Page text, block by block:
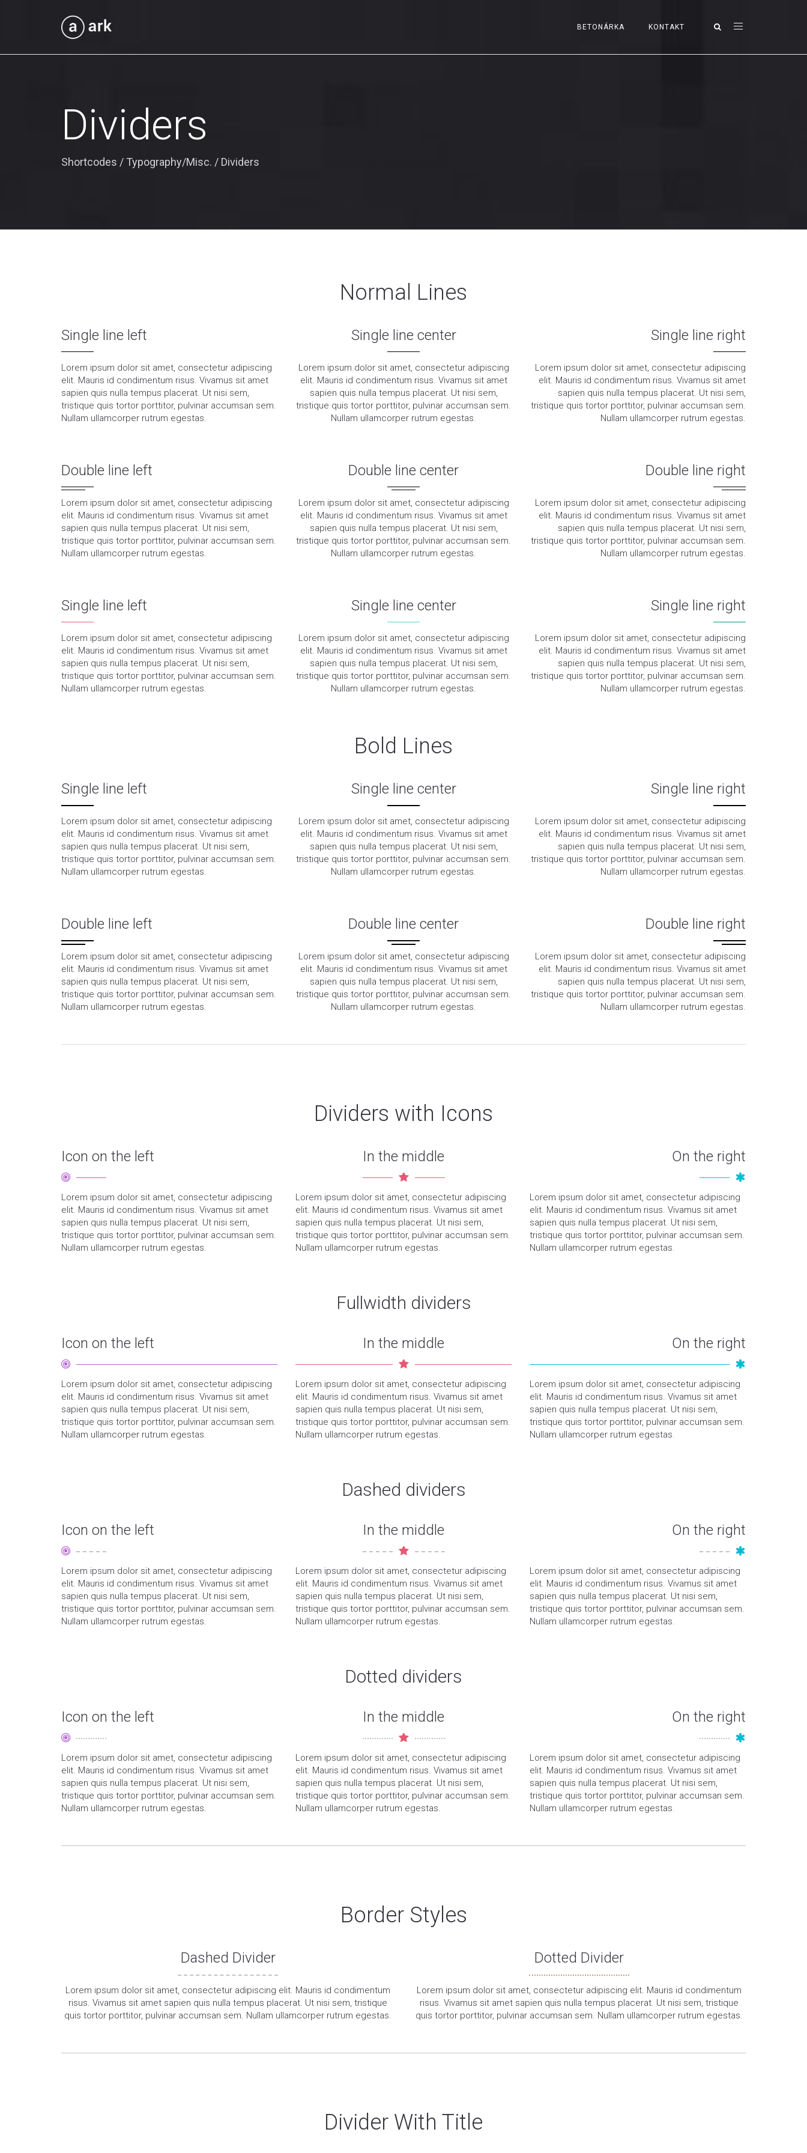
BETONÁRKA KONTAKT
Dividers
Shortcodes / Typography/Misc. / Dividers
Normal Lines
Single line left
Lorem ipsum dolor sit amet, consectetur adipiscing
elit. Mauris id condimentum risus. Vivamus sit amet
sapien quis nulla tempus placerat. Ut nisi sem,
tristique quis tortor porttitor, pulvinar accumsan sem.
Nullam ullamcorper rutrum egestas.
Single line center
Lorem ipsum dolor sit amet, consectetur adipiscing
elit. Mauris id condimentum risus. Vivamus sit amet
sapien quis nulla tempus placerat. Ut nisi sem,
tristique quis tortor porttitor, pulvinar accumsan sem.
Nullam ullamcorper rutrum egestas.
Single line right
Lorem ipsum dolor sit amet, consectetur adipiscing
elit. Mauris id condimentum risus. Vivamus sit amet
sapien quis nulla tempus placerat. Ut nisi sem,
tristique quis tortor porttitor, pulvinar accumsan sem.
Nullam ullamcorper rutrum egestas.
Double line left
Lorem ipsum dolor sit amet, consectetur adipiscing
elit. Mauris id condimentum risus. Vivamus sit amet
sapien quis nulla tempus placerat. Ut nisi sem,
tristique quis tortor porttitor, pulvinar accumsan sem.
Nullam ullamcorper rutrum egestas.
Double line center
Lorem ipsum dolor sit amet, consectetur adipiscing
elit. Mauris id condimentum risus. Vivamus sit amet
sapien quis nulla tempus placerat. Ut nisi sem,
tristique quis tortor porttitor, pulvinar accumsan sem.
Nullam ullamcorper rutrum egestas.
Double line right
Lorem ipsum dolor sit amet, consectetur adipiscing
elit. Mauris id condimentum risus. Vivamus sit amet
sapien quis nulla tempus placerat. Ut nisi sem,
tristique quis tortor porttitor, pulvinar accumsan sem.
Nullam ullamcorper rutrum egestas.
Single line left
Lorem ipsum dolor sit amet, consectetur adipiscing
elit. Mauris id condimentum risus. Vivamus sit amet
sapien quis nulla tempus placerat. Ut nisi sem,
tristique quis tortor porttitor, pulvinar accumsan sem.
Nullam ullamcorper rutrum egestas.
Single line center
Lorem ipsum dolor sit amet, consectetur adipiscing
elit. Mauris id condimentum risus. Vivamus sit amet
sapien quis nulla tempus placerat. Ut nisi sem,
tristique quis tortor porttitor, pulvinar accumsan sem.
Nullam ullamcorper rutrum egestas.
Single line right
Lorem ipsum dolor sit amet, consectetur adipiscing
elit. Mauris id condimentum risus. Vivamus sit amet
sapien quis nulla tempus placerat. Ut nisi sem,
tristique quis tortor porttitor, pulvinar accumsan sem.
Nullam ullamcorper rutrum egestas.
Bold Lines
Single line left
Lorem ipsum dolor sit amet, consectetur adipiscing
elit. Mauris id condimentum risus. Vivamus sit amet
sapien quis nulla tempus placerat. Ut nisi sem,
tristique quis tortor porttitor, pulvinar accumsan sem.
Nullam ullamcorper rutrum egestas.
Single line center
Lorem ipsum dolor sit amet, consectetur adipiscing
elit. Mauris id condimentum risus. Vivamus sit amet
sapien quis nulla tempus placerat. Ut nisi sem,
tristique quis tortor porttitor, pulvinar accumsan sem.
Nullam ullamcorper rutrum egestas.
Single line right
Lorem ipsum dolor sit amet, consectetur adipiscing
elit. Mauris id condimentum risus. Vivamus sit amet
sapien quis nulla tempus placerat. Ut nisi sem,
tristique quis tortor porttitor, pulvinar accumsan sem.
Nullam ullamcorper rutrum egestas.
Double line left
Lorem ipsum dolor sit amet, consectetur adipiscing
elit. Mauris id condimentum risus. Vivamus sit amet
sapien quis nulla tempus placerat. Ut nisi sem,
tristique quis tortor porttitor, pulvinar accumsan sem.
Nullam ullamcorper rutrum egestas.
Double line center
Lorem ipsum dolor sit amet, consectetur adipiscing
elit. Mauris id condimentum risus. Vivamus sit amet
sapien quis nulla tempus placerat. Ut nisi sem,
tristique quis tortor porttitor, pulvinar accumsan sem.
Nullam ullamcorper rutrum egestas.
Double line right
Lorem ipsum dolor sit amet, consectetur adipiscing
elit. Mauris id condimentum risus. Vivamus sit amet
sapien quis nulla tempus placerat. Ut nisi sem,
tristique quis tortor porttitor, pulvinar accumsan sem.
Nullam ullamcorper rutrum egestas.
Dividers with Icons
Icon on the left
Lorem ipsum dolor sit amet, consectetur adipiscing
elit. Mauris id condimentum risus. Vivamus sit amet
sapien quis nulla tempus placerat. Ut nisi sem,
tristique quis tortor porttitor, pulvinar accumsan sem.
Nullam ullamcorper rutrum egestas.
In the middle
Lorem ipsum dolor sit amet, consectetur adipiscing
elit. Mauris id condimentum risus. Vivamus sit amet
sapien quis nulla tempus placerat. Ut nisi sem,
tristique quis tortor porttitor, pulvinar accumsan sem.
Nullam ullamcorper rutrum egestas.
On the right
Lorem ipsum dolor sit amet, consectetur adipiscing
elit. Mauris id condimentum risus. Vivamus sit amet
sapien quis nulla tempus placerat. Ut nisi sem,
tristique quis tortor porttitor, pulvinar accumsan sem.
Nullam ullamcorper rutrum egestas.
Fullwidth dividers
Icon on the left
Lorem ipsum dolor sit amet, consectetur adipiscing
elit. Mauris id condimentum risus. Vivamus sit amet
sapien quis nulla tempus placerat. Ut nisi sem,
tristique quis tortor porttitor, pulvinar accumsan sem.
Nullam ullamcorper rutrum egestas.
In the middle
Lorem ipsum dolor sit amet, consectetur adipiscing
elit. Mauris id condimentum risus. Vivamus sit amet
sapien quis nulla tempus placerat. Ut nisi sem,
tristique quis tortor porttitor, pulvinar accumsan sem.
Nullam ullamcorper rutrum egestas.
On the right
Lorem ipsum dolor sit amet, consectetur adipiscing
elit. Mauris id condimentum risus. Vivamus sit amet
sapien quis nulla tempus placerat. Ut nisi sem,
tristique quis tortor porttitor, pulvinar accumsan sem.
Nullam ullamcorper rutrum egestas.
Dashed dividers
Icon on the left
Lorem ipsum dolor sit amet, consectetur adipiscing
elit. Mauris id condimentum risus. Vivamus sit amet
sapien quis nulla tempus placerat. Ut nisi sem,
tristique quis tortor porttitor, pulvinar accumsan sem.
Nullam ullamcorper rutrum egestas.
In the middle
Lorem ipsum dolor sit amet, consectetur adipiscing
elit. Mauris id condimentum risus. Vivamus sit amet
sapien quis nulla tempus placerat. Ut nisi sem,
tristique quis tortor porttitor, pulvinar accumsan sem.
Nullam ullamcorper rutrum egestas.
On the right
Lorem ipsum dolor sit amet, consectetur adipiscing
elit. Mauris id condimentum risus. Vivamus sit amet
sapien quis nulla tempus placerat. Ut nisi sem,
tristique quis tortor porttitor, pulvinar accumsan sem.
Nullam ullamcorper rutrum egestas.
Dotted dividers
Icon on the left
Lorem ipsum dolor sit amet, consectetur adipiscing
elit. Mauris id condimentum risus. Vivamus sit amet
sapien quis nulla tempus placerat. Ut nisi sem,
tristique quis tortor porttitor, pulvinar accumsan sem.
Nullam ullamcorper rutrum egestas.
In the middle
Lorem ipsum dolor sit amet, consectetur adipiscing
elit. Mauris id condimentum risus. Vivamus sit amet
sapien quis nulla tempus placerat. Ut nisi sem,
tristique quis tortor porttitor, pulvinar accumsan sem.
Nullam ullamcorper rutrum egestas.
On the right
Lorem ipsum dolor sit amet, consectetur adipiscing
elit. Mauris id condimentum risus. Vivamus sit amet
sapien quis nulla tempus placerat. Ut nisi sem,
tristique quis tortor porttitor, pulvinar accumsan sem.
Nullam ullamcorper rutrum egestas.
Border Styles
Dashed Divider
Lorem ipsum dolor sit amet, consectetur adipiscing elit. Mauris id condimentum
risus. Vivamus sit amet sapien quis nulla tempus placerat. Ut nisi sem, tristique
quis tortor porttitor, pulvinar accumsan sem. Nullam ullamcorper rutrum egestas.
Dotted Divider
Lorem ipsum dolor sit amet, consectetur adipiscing elit. Mauris id condimentum
risus. Vivamus sit amet sapien quis nulla tempus placerat. Ut nisi sem, tristique
quis tortor porttitor, pulvinar accumsan sem. Nullam ullamcorper rutrum egestas.
Divider With Title